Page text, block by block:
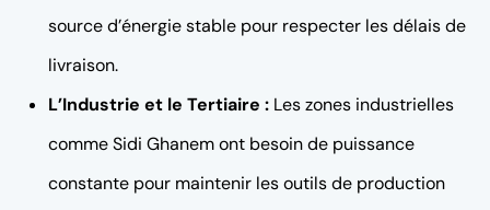
source d’énergie stable pour respecter les délais de
livraison.
L’Industrie et le Tertiaire : Les zones industrielles
comme Sidi Ghanem ont besoin de puissance
constante pour maintenir les outils de production